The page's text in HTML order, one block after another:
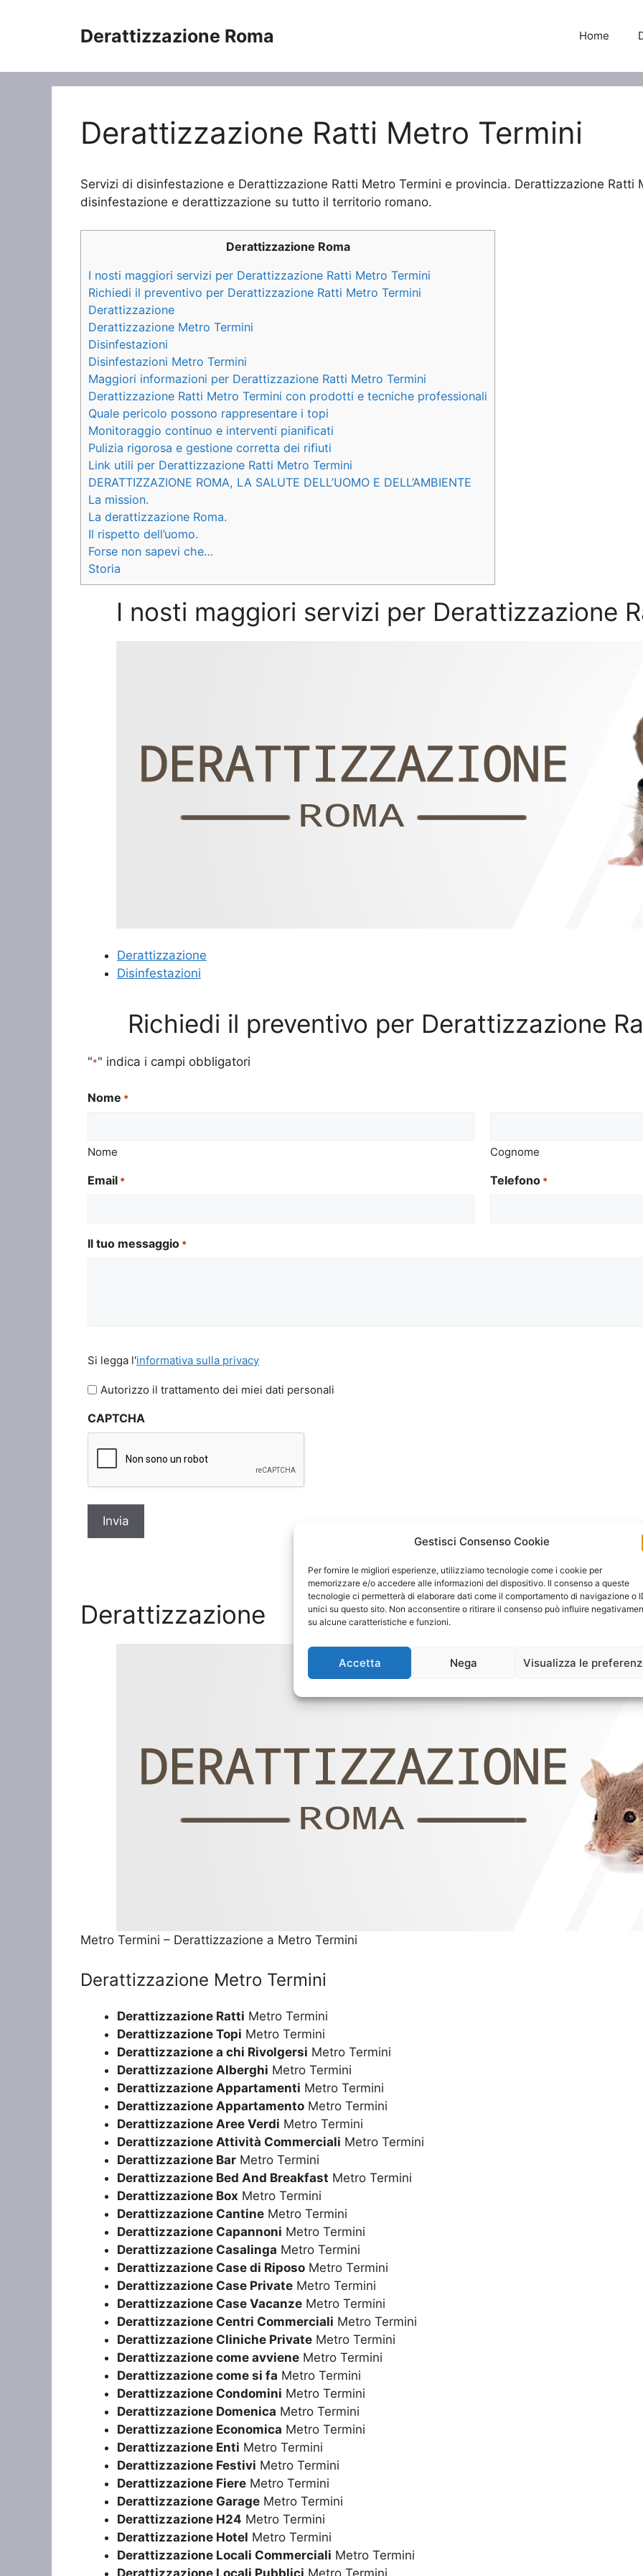
Gestisci Consenso Cookie
Per fornire le migliori esperienze, utilizziamo tecnologie come i cookie per
memorizzare e/o accedere alle informazioni del dispositivo. Il consenso a queste
tecnologie ci permetterà di elaborare dati come il comportamento di navigazione o
unici su questo sito. Non acconsentire o ritirare il consenso può influire
su alcune caratteristiche e funzioni.
Accetta Nega Visualizza le
Derattizzazione Roma Home
Derattizzazione Ratti Metro Termini
Servizi di disinfestazione e Derattizzazione Ratti Metro Termini e provincia. Derattizzazione Ratti
disinfestazione e derattizzazione su tutto il territorio romano.
Derattizzazione Roma
I nosti maggiori servizi per Derattizzazione Ratti Metro Termini
Richiedi il preventivo per Derattizzazione Ratti Metro Termini
Derattizzazione
Derattizzazione Metro Termini
Disinfestazioni
Disinfestazioni Metro Termini
Maggiori informazioni per Derattizzazione Ratti Metro Termini
Derattizzazione Ratti Metro Termini con prodotti e tecniche professionali
Quale pericolo possono rappresentare i topi
Monitoraggio continuo e interventi pianificati
Pulizia rigorosa e gestione corretta dei rifiuti
Link utili per Derattizzazione Ratti Metro Termini
DERATTIZZAZIONE ROMA, LA SALUTE DELL’UOMO E DELL’AMBIENTE
La mission.
La derattizzazione Roma.
Il rispetto dell’uomo.
Forse non sapevi che…
Storia
I nosti maggiori servizi per Derattizzazione
Derattizzazione
Disinfestazioni
Richiedi il preventivo per Derattizzazione
"*" indica i campi obbligatori
Nome *
Nome Cognome
Email * Telefono *
Il tuo messaggio *
legga
l'informativa
privacy
Si legga l'informativa sulla privacy
Autorizzo il trattamento dei miei dati personali
CAPTCHA
Derattizzazione
Metro Termini – Derattizzazione a Metro Termini
Derattizzazione Metro Termini
Derattizzazione Ratti Metro Termini
Derattizzazione Topi Metro Termini
Derattizzazione a chi Rivolgersi Metro Termini
Derattizzazione Alberghi Metro Termini
Derattizzazione Appartamenti Metro Termini
Derattizzazione Appartamento Metro Termini
Derattizzazione Aree Verdi Metro Termini
Derattizzazione Attività Commerciali Metro Termini
Derattizzazione Bar Metro Termini
Derattizzazione Bed And Breakfast Metro Termini
Derattizzazione Box Metro Termini
Derattizzazione Cantine Metro Termini
Derattizzazione Capannoni Metro Termini
Derattizzazione Casalinga Metro Termini
Derattizzazione Case di Riposo Metro Termini
Derattizzazione Case Private Metro Termini
Derattizzazione Case Vacanze Metro Termini
Derattizzazione Centri Commerciali Metro Termini
Derattizzazione Cliniche Private Metro Termini
Derattizzazione come avviene Metro Termini
Derattizzazione come si fa Metro Termini
Derattizzazione Condomini Metro Termini
Derattizzazione Domenica Metro Termini
Derattizzazione Economica Metro Termini
Derattizzazione Enti Metro Termini
Derattizzazione Festivi Metro Termini
Derattizzazione Fiere Metro Termini
Derattizzazione Garage Metro Termini
Derattizzazione H24 Metro Termini
Derattizzazione Hotel Metro Termini
Derattizzazione Locali Commerciali Metro Termini